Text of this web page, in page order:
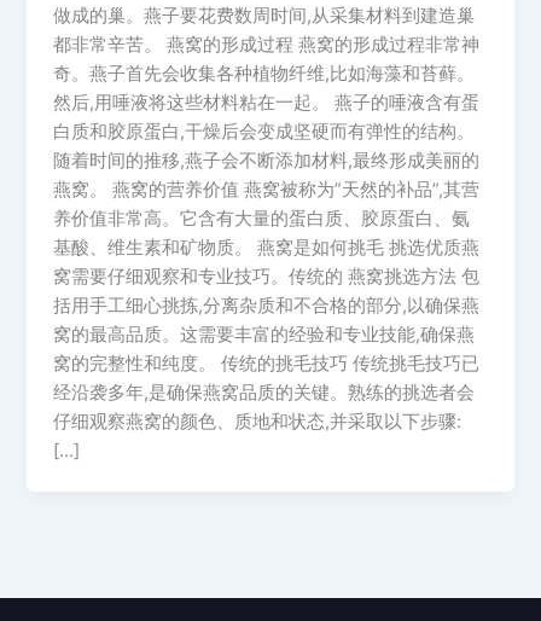
做成的巢。燕子要花费数周时间,从采集材料到建造巢
都非常辛苦。 燕窝的形成过程 燕窝的形成过程非常神
奇。燕子首先会收集各种植物纤维,比如海藻和苔藓。
然后,用唾液将这些材料粘在一起。 燕子的唾液含有蛋
白质和胶原蛋白,干燥后会变成坚硬而有弹性的结构。
随着时间的推移,燕子会不断添加材料,最终形成美丽的
燕窝。 燕窝的营养价值 燕窝被称为”天然的补品”,其营
养价值非常高。它含有大量的蛋白质、胶原蛋白、氨
基酸、维生素和矿物质。 燕窝是如何挑毛 挑选优质燕
窝需要仔细观察和专业技巧。传统的 燕窝挑选方法 包
括用手工细心挑拣,分离杂质和不合格的部分,以确保燕
窝的最高品质。这需要丰富的经验和专业技能,确保燕
窝的完整性和纯度。 传统的挑毛技巧 传统挑毛技巧已
经沿袭多年,是确保燕窝品质的关键。熟练的挑选者会
仔细观察燕窝的颜色、质地和状态,并采取以下步骤:
[…]